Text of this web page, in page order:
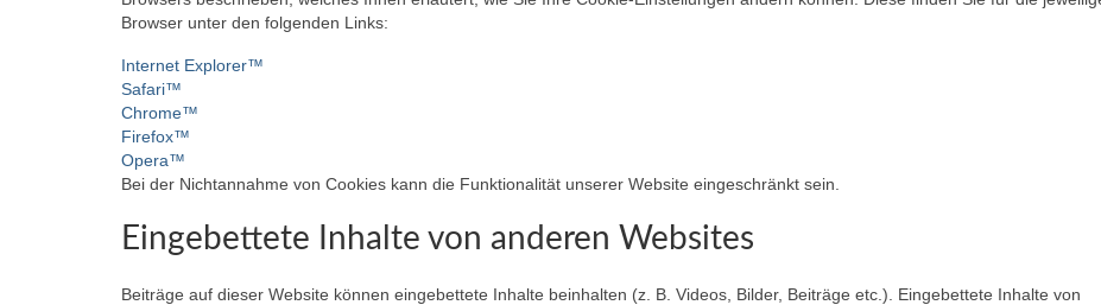
Browser unter den folgenden Links:
Internet Explorer™
Safari™
Chrome™
Firefox™
Opera™
Bei der Nichtannahme von Cookies kann die Funktionalität unserer Website eingeschränkt sein.
Eingebettete Inhalte von anderen Websites
Beiträge auf dieser Website können eingebettete Inhalte beinhalten (z. B. Videos, Bilder, Beiträge etc.). Eingebettete Inhalte von